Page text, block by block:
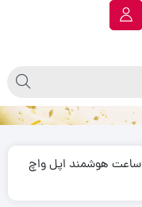
ساعت هوشمند اپل واچ